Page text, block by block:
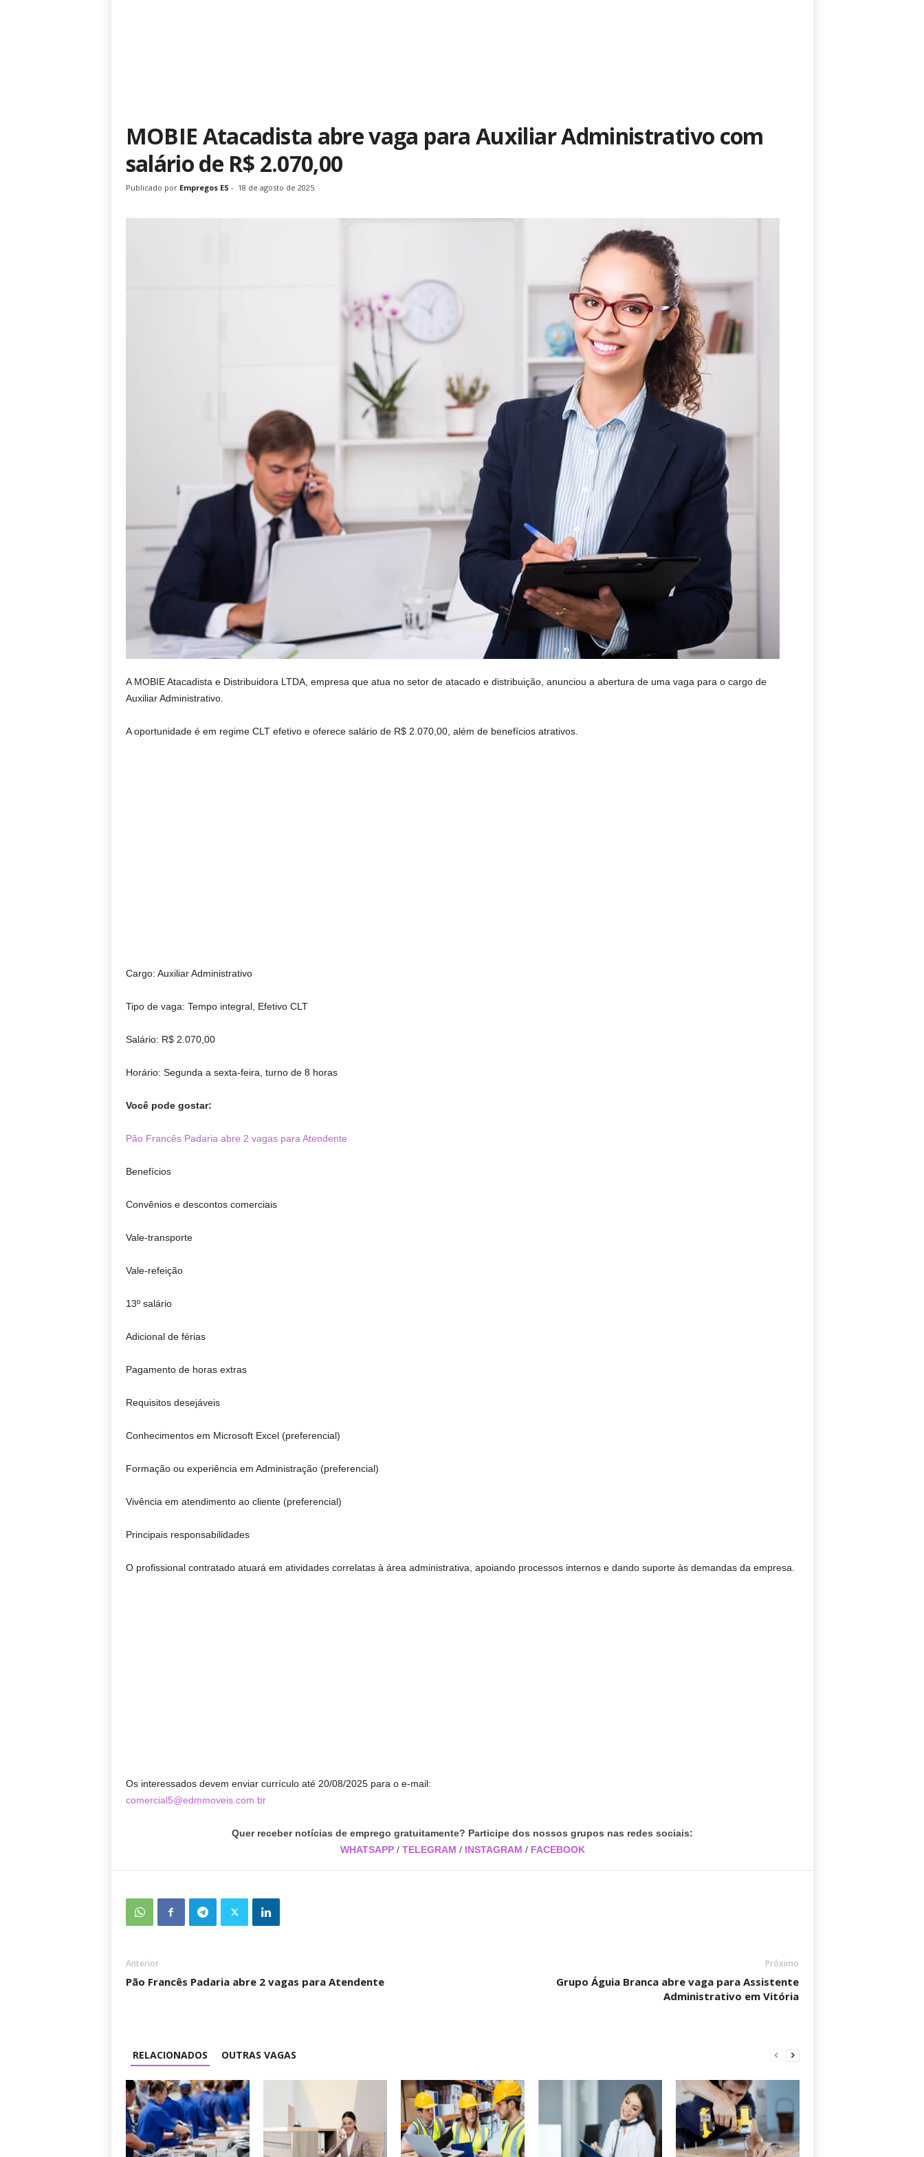
MOBIE Atacadista abre vaga para Auxiliar Administrativo com
salário de R$ 2.070,00
Publicado por Empregos ES - 18 de agosto de 2025
A MOBIE Atacadista e Distribuidora LTDA, empresa que atua no setor de atacado e distribuição, anunciou a abertura de uma vaga para o cargo de
Auxiliar Administrativo.
A oportunidade é em regime CLT efetivo e oferece salário de R$ 2.070,00, além de benefícios atrativos.
Cargo: Auxiliar Administrativo
Tipo de vaga: Tempo integral, Efetivo CLT
Salário: R$ 2.070,00
Horário: Segunda a sexta-feira, turno de 8 horas
Você pode gostar:
Pão Francês Padaria abre 2 vagas para Atendente
Benefícios
Convênios e descontos comerciais
Vale-transporte
Vale-refeição
13º salário
Adicional de férias
Pagamento de horas extras
Requisitos desejáveis
Conhecimentos em Microsoft Excel (preferencial)
Formação ou experiência em Administração (preferencial)
Vivência em atendimento ao cliente (preferencial)
Principais responsabilidades
O profissional contratado atuará em atividades correlatas à área administrativa, apoiando processos internos e dando suporte às demandas da empresa.
Os interessados devem enviar currículo até 20/08/2025 para o e-mail:
comercial5@edmmoveis.com.br
Quer receber notícias de emprego gratuitamente? Participe dos nossos grupos nas redes sociais:
WHATSAPP/ TELEGRAM / INSTAGRAM / FACEBOOK
Anterior
Pão Francês Padaria abre 2 vagas para Atendente
Próximo
Grupo Águia Branca abre vaga para Assistente
Administrativo em Vitória
RELACIONADOS OUTRAS VAGAS